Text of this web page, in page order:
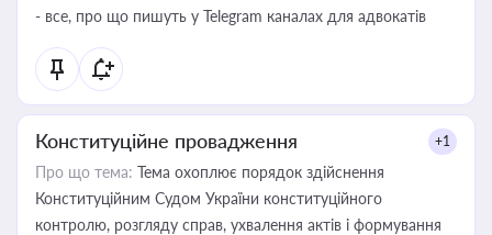
- все, про що пишуть у Telegram каналах для адвокатів
Конституційне провадження +1
Про що тема: Тема охоплює порядок здійснення
Конституційним Судом України конституційного
контролю, розгляду справ, ухвалення актів і формування